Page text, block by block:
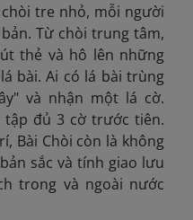
tre nhỏ, mỗi người
Từ chòi trung tâm,
thẻ và hô lên những
bài. Ai có lá bài trùng
và nhận một lá cờ.
đủ 3 cờ trước tiên.
Bài Chòi còn là không
sắc và tính giao lưu
trong và ngoài nước